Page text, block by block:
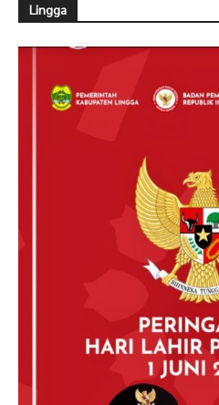
Lingga